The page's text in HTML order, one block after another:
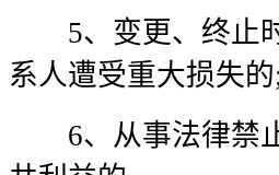
5、变更、终止时
系人遭受重大损失的
6、从事法律禁止